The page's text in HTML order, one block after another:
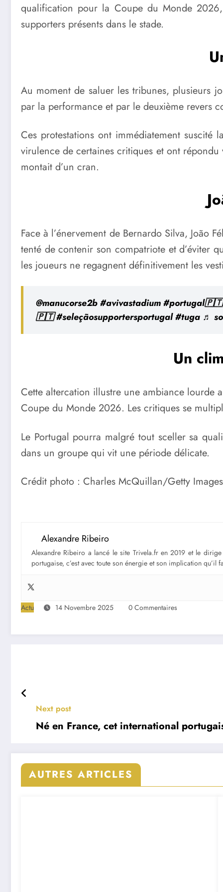
qualification pour la Coupe du Monde
supporters présents dans le stade.
Au moment de saluer les tribunes, plusieurs
par la performance et par le deuxième revers
Ces protestations ont immédiatement
virulence de certaines critiques et ont répondu
montait d’un cran.
Face à l’énervement de Bernardo Silva, João
tenté de contenir son compatriote et d’éviter
les joueurs ne regagnent définitivement les
@manucorse2b#avivastadium#portugal🇵🇹
🇵🇹#seleçãosupportersportugal#tuga ♬
Un
Cette altercation illustre une ambiance lourde
Coupe du Monde 2026. Les critiques se
Le Portugal pourra malgré tout sceller sa
dans un groupe qui vit une période délicate.
Crédit photo : Charles McQuillan/Getty Images
Alexandre Ribeiro
Alexandre Ribeiro a lancé le site Trivela.fr en 2019 et le
portugaise, c’est avec toute son énergie et son implication
Actu 14 Novembre 2025 0 Commentaires
Next post
Né en France, cet international
AUTRES ARTICLES